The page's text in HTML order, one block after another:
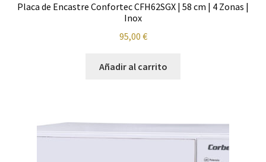
Placa de Encastre Confortec CFH62SGX | 58 cm | 4 Zonas |
Inox
95,00 €
Añadir al carrito